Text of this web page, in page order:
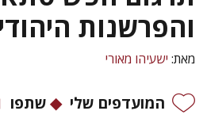
והפרשנות
מאת: ישעיהו מאורי
המועדפים שלי שתפו